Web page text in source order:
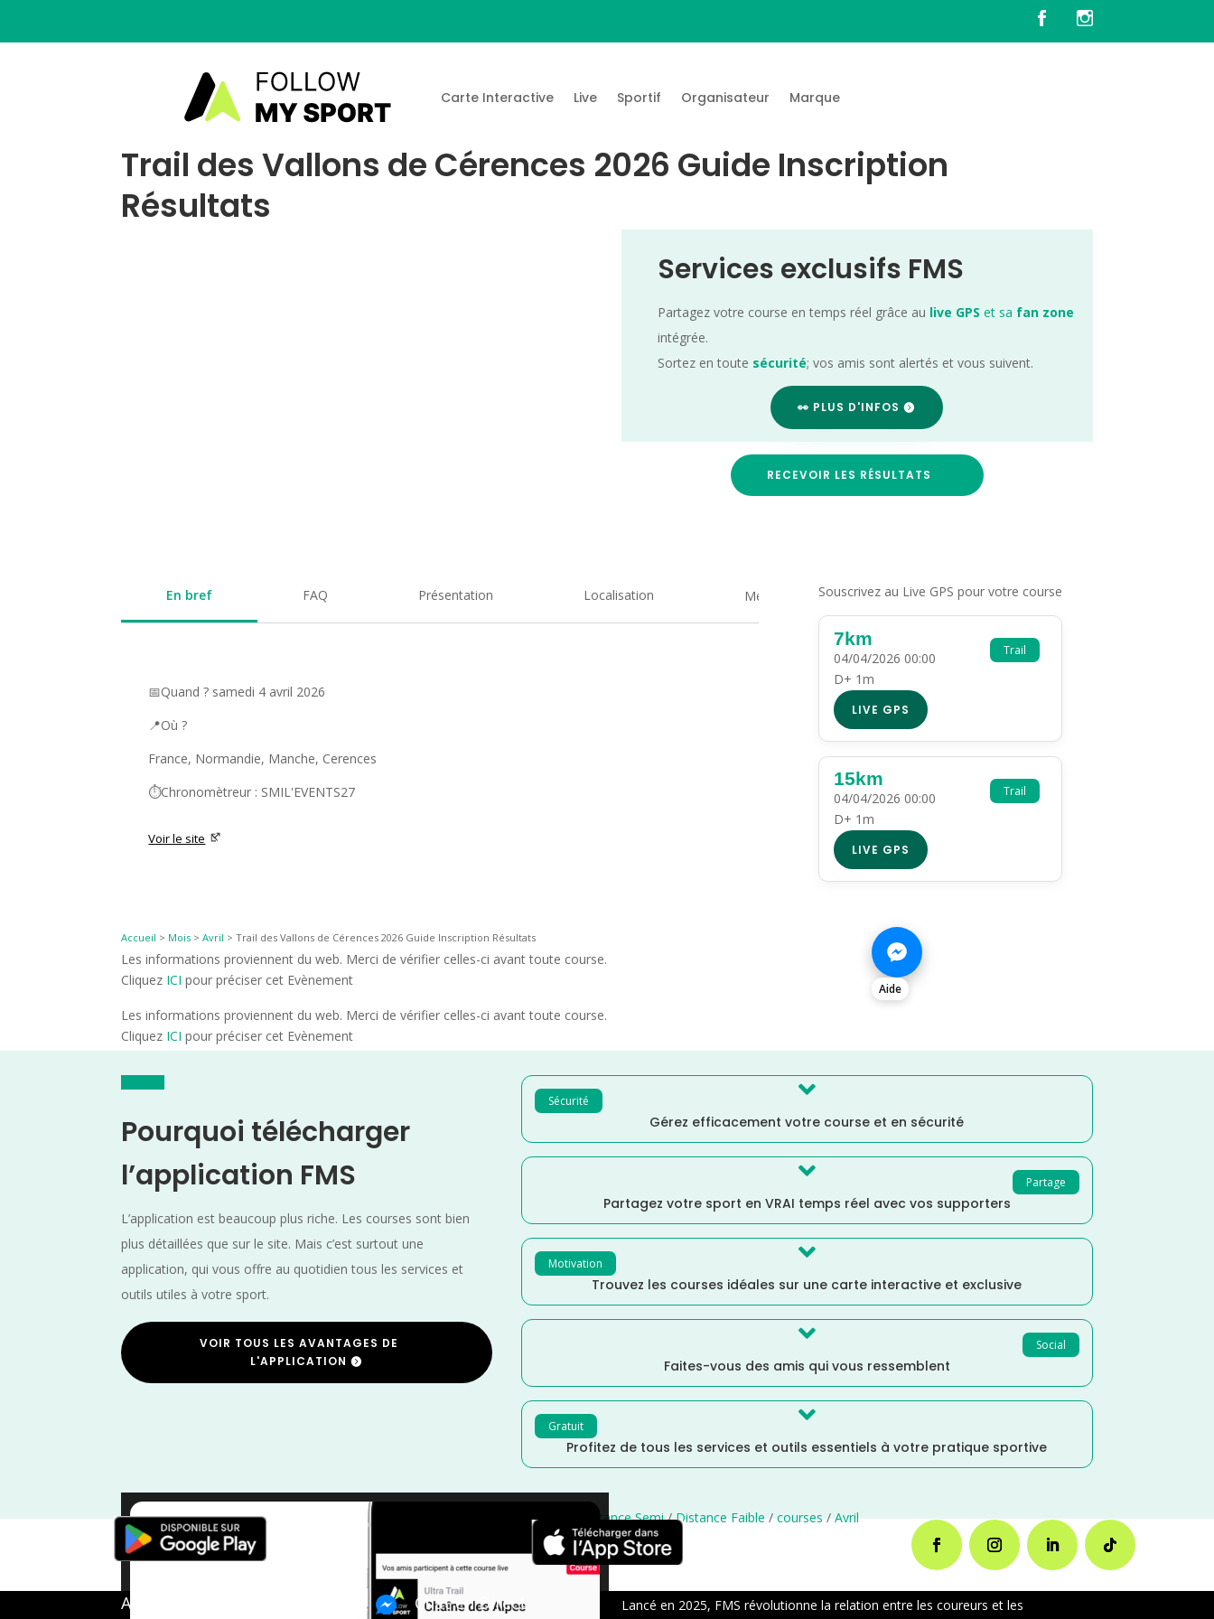
Carte Interactive Live Sportif Organisateur Marque
Trail des Vallons de Cérences 2026 Guide Inscription
Résultats
Services exclusifs FMS
Partagez votre course en temps réel grâce au live GPS et sa fan zone
intégrée.
Sortez en toute sécurité; vos amis sont alertés et vous suivent.
👀 PLUS D'INFOS
RECEVOIR LES RÉSULTATS
En bref FAQ Présentation Localisation Medias
📅Quand ? samedi 4 avril 2026
📍Où ?
France, Normandie, Manche, Cerences
⏱️Chronomètreur : SMIL'EVENTS27
Voir le site
Souscrivez au Live GPS pour votre course
Trail
7km
04/04/2026 00:00
D+ 1m
LIVE GPS
Trail
15km
04/04/2026 00:00
D+ 1m
LIVE GPS
Accueil > Mois >Avril >Trail des Vallons de Cérences 2026 Guide Inscription Résultats
Les informations proviennent du web. Merci de vérifier celles-ci avant toute course.
Cliquez ICI pour préciser cet Evènement
Les informations proviennent du web. Merci de vérifier celles-ci avant toute course.
Cliquez ICI pour préciser cet Evènement
Aide
Pourquoi télécharger
l’application FMS
L’application est beaucoup plus riche. Les courses sont bien
plus détaillées que sur le site. Mais c’est surtout une
application, qui vous offre au quotidien tous les services et
outils utiles à votre sport.
VOIR TOUS LES AVANTAGES DE
L'APPLICATION
Sécurité 
Gérez efficacement votre course et en sécurité
Partage

Partagez votre sport en VRAI temps réel avec vos supporters
Motivation 
Trouvez les courses idéales sur une carte interactive et exclusive
Social

Faites-vous des amis qui vous ressemblent
Gratuit 
Profitez de tous les services et outils essentiels à votre pratique sportive
×
Trail France Distance Semi/Distance Faible/courses/Avril
A propos de FMS Chat en Direct
Lancé en 2025, FMS révolutionne la relation entre les coureurs et les